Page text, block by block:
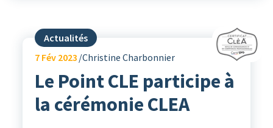
Actualités
7Fév 2023 Christine Charbonnier
Le Point CLE participe à
la cérémonie CLEA